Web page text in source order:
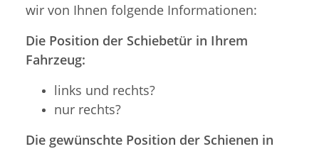
wir von Ihnen folgende Informationen:
Die Position der Schiebetür in Ihrem
Fahrzeug:
links und rechts?
nur rechts?
Die gewünschte Position der Schienen in